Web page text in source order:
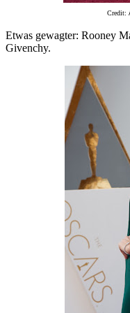
Credit:
Etwas gewagter: Rooney
Givenchy.